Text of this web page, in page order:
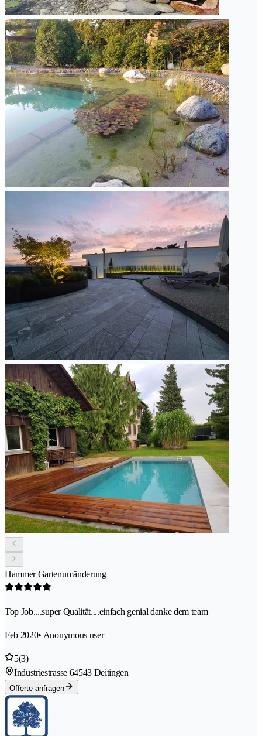
Hammer Gartenumänderung
Top Job....super Qualität....einfach genial danke dem team
Feb 2020• Anonymous user
5(3)
Industriestrasse 64543 Deitingen
Offerte anfragen